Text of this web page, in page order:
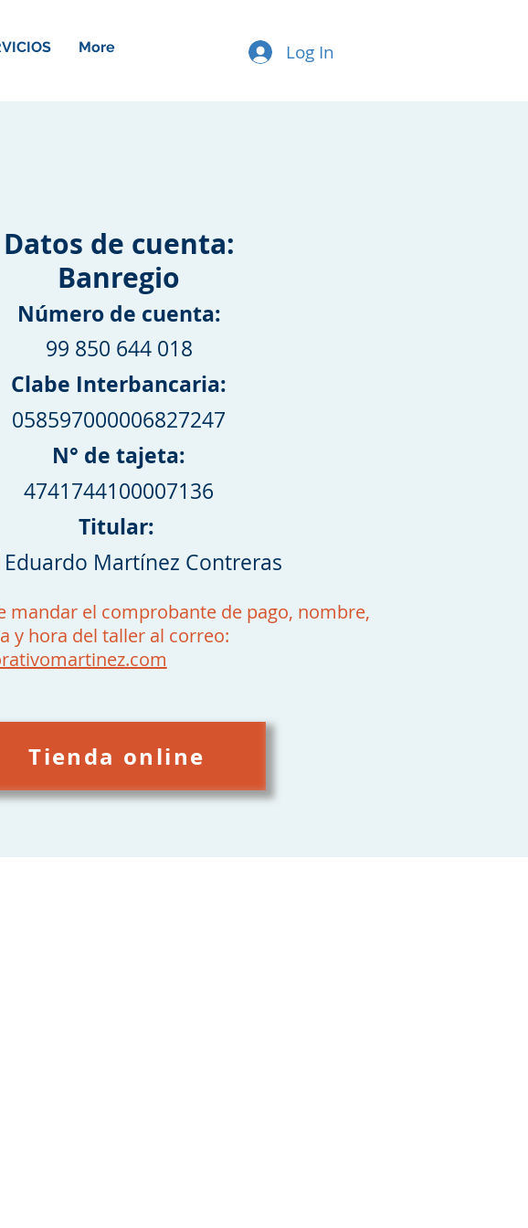
More Log In
Datos de cuenta:
Banregio
Número de cuenta:
99 850 644 018
Clabe Interbancaria:
058597000006827247
N° de tajeta:
4741744100007136
Titular:
Eduardo Martínez Contreras
mandar el comprobante de pago, nombre,
y hora del taller al correo: ​
Tienda online